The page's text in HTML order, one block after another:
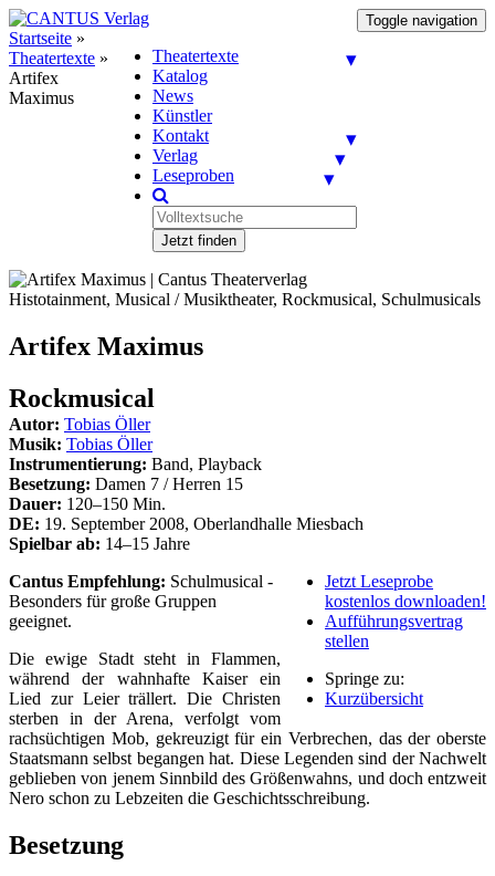
Toggle navigation
Theatertexte
Katalog
News
Künstler
Kontakt
Verlag
Leseproben
Jetzt finden
Startseite »
Theatertexte »
Artifex
Maximus
Histotainment, Musical / Musiktheater, Rockmusical, Schulmusicals
Artifex Maximus
Rockmusical
Autor: Tobias Öller
Musik: Tobias Öller
Instrumentierung: Band, Playback
Besetzung: Damen 7 / Herren 15
Dauer: 120–150 Min.
DE: 19. September 2008, Oberlandhalle Miesbach
Spielbar ab: 14–15 Jahre
Jetzt Leseprobe
kostenlos downloaden!
Aufführungsvertrag
stellen
Springe zu:
Kurzübersicht
Cantus Empfehlung: Schulmusical -
Besonders für große Gruppen
geeignet.
Die ewige Stadt steht in Flammen,
während der wahnhafte Kaiser ein
Lied zur Leier trällert. Die Christen
sterben in der Arena, verfolgt vom
rachsüchtigen Mob, gekreuzigt für ein Verbrechen, das der oberste
Staatsmann selbst begangen hat. Diese Legenden sind der Nachwelt
geblieben von jenem Sinnbild des Größenwahns, und doch entzweit
Nero schon zu Lebzeiten die Geschichtsschreibung.
Besetzung